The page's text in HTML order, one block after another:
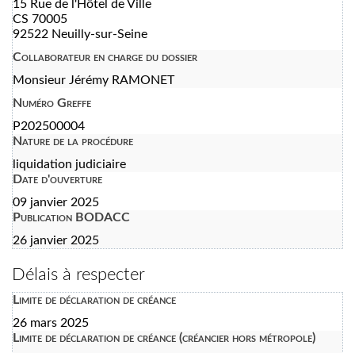
15 Rue de l'Hôtel de Ville
CS 70005
92522 Neuilly-sur-Seine
Collaborateur en charge du dossier
Monsieur Jérémy RAMONET
Numéro Greffe
P202500004
Nature de la procédure
liquidation judiciaire
Date d'ouverture
09 janvier 2025
Publication BODACC
26 janvier 2025
Délais à respecter
Limite de déclaration de créance
26 mars 2025
Limite de déclaration de créance (créancier hors métropole)